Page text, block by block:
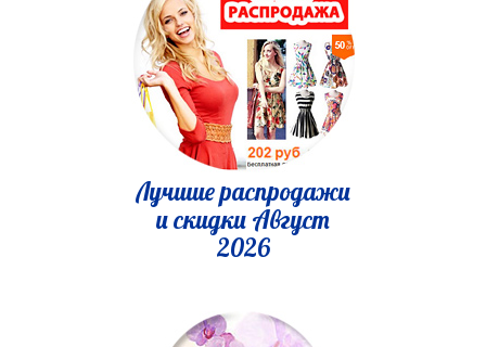
Лучшие распродажи
и скидки Август
2026